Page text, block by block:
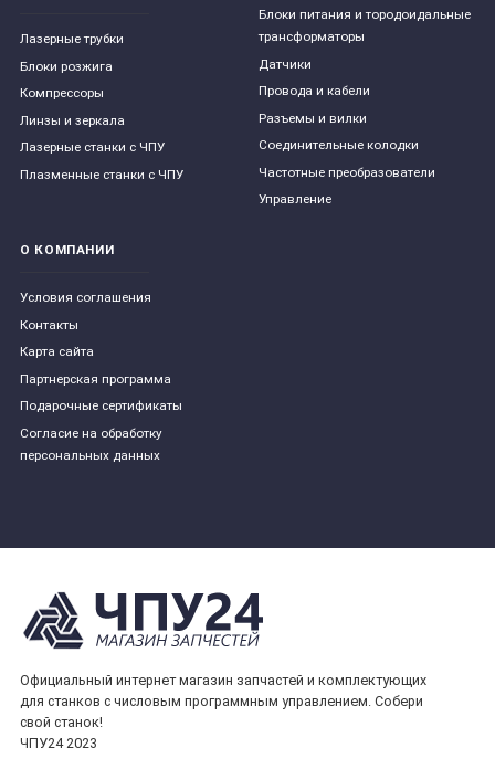
Лазерные трубки
Блоки розжига
Компрессоры
Линзы и зеркала
Лазерные станки с ЧПУ
Плазменные станки с ЧПУ
Блоки питания и тородоидальные
трансформаторы
Датчики
Провода и кабели
Разъемы и вилки
Соединительные колодки
Частотные преобразователи
Управление
О КОМПАНИИ
Условия соглашения
Контакты
Карта сайта
Партнерская программа
Подарочные сертификаты
Согласие на обработку
персональных данных
Официальный интернет магазин запчастей и комплектующих
для станков с числовым программным управлением. Собери
свой станок!
ЧПУ24 2023